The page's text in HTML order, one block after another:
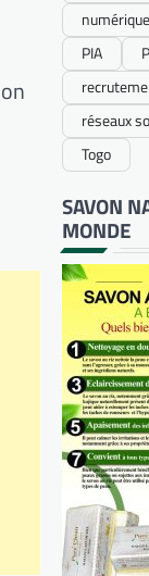
numérique
PIA
réseaux
Togo
SAVON
MONDE